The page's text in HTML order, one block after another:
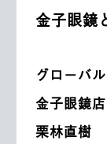
金子眼鏡
グローバ
金子眼鏡
栗林直樹